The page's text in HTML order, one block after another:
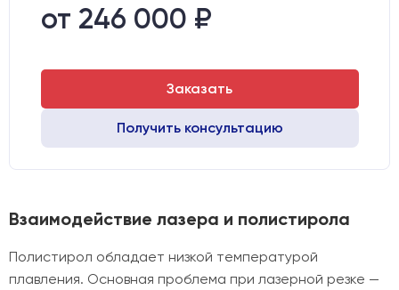
Направляющие оси Y:
Направляющие оси Х:
от 246 000 ₽
Заказать
Получить консультацию
Взаимодействие лазера и полистирола
Полистирол обладает низкой температурой
плавления. Основная проблема при лазерной резке —